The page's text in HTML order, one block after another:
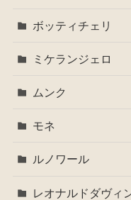
ボッティチェリ
ミケランジェロ
ムンク
モネ
ルノワール
レオナルドダヴィ